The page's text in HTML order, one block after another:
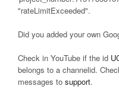
"rateLimitExceeded".
Did you added your own
Check in YouTube if the id
belongs to a channelid.
messages to support.